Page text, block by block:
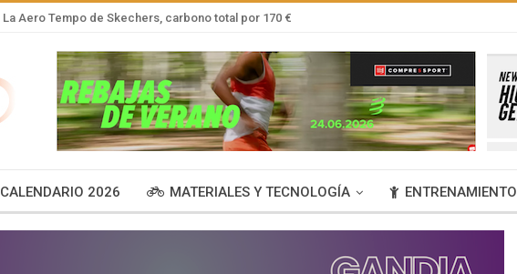
La Aero Tempo de Skechers, carbono total por 170 €
CALENDARIO 2026 MATERIALES Y TECNOLOGÍA ENTRENAMIENTO